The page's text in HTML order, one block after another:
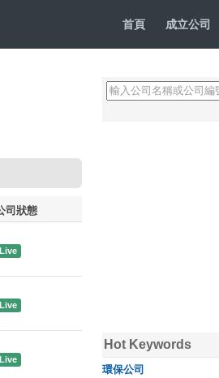
首頁 成立公司
司狀態
Live
Live
Live
Hot Keywords
環保公司